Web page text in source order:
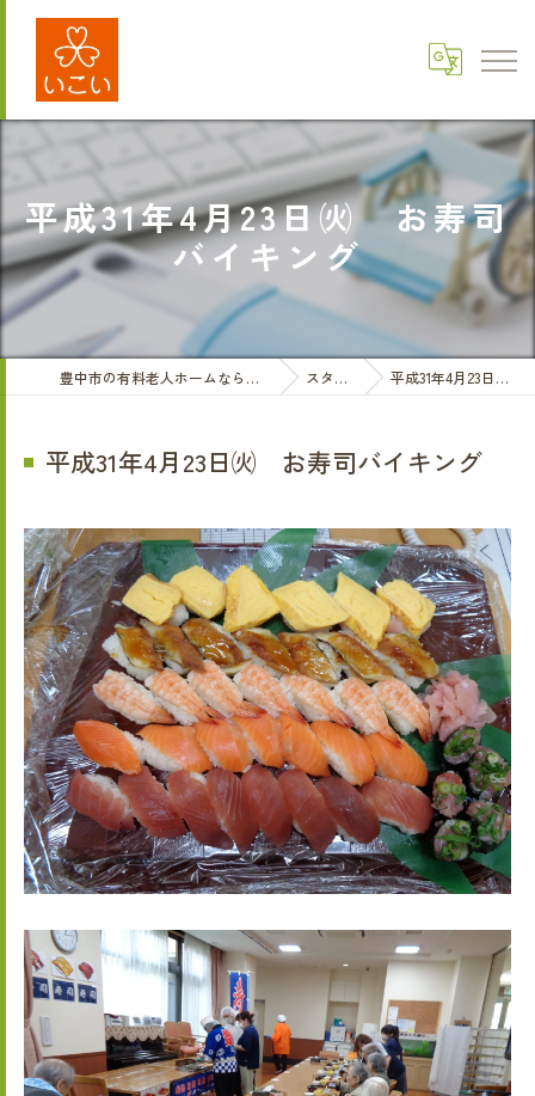
平成31年4月23日㈫ お寿司
バイキング
豊中市の有料老人ホームなら医療法人三和会 有料老人ホームいこい スタッフブログ 平成31年4月23日㈫ お寿司バイキング
平成31年4月23日㈫ お寿司バイキング